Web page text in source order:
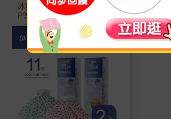
冰熱敷兩用，工廠通過GM
P等多項認證，台灣製造，
品質保證